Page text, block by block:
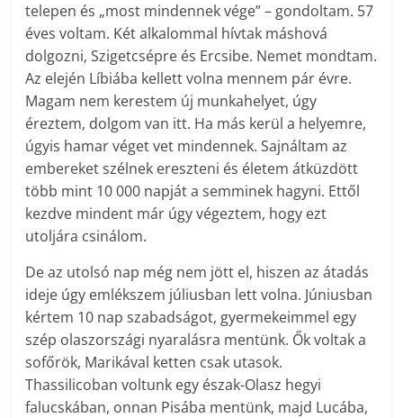
telepen és „most mindennek vége” – gondoltam. 57
éves voltam. Két alkalommal hívtak máshová
dolgozni, Szigetcsépre és Ercsibe. Nemet mondtam.
Az elején Líbiába kellett volna mennem pár évre.
Magam nem kerestem új munkahelyet, úgy
éreztem, dolgom van itt. Ha más kerül a helyemre,
úgyis hamar véget vet mindennek. Sajnáltam az
embereket szélnek ereszteni és életem átküzdött
több mint 10 000 napját a semminek hagyni. Ettől
kezdve mindent már úgy végeztem, hogy ezt
utoljára csinálom.
De az utolsó nap még nem jött el, hiszen az átadás
ideje úgy emlékszem júliusban lett volna. Júniusban
kértem 10 nap szabadságot, gyermekeimmel egy
szép olaszországi nyaralásra mentünk. Ők voltak a
sofőrök, Marikával ketten csak utasok.
Thassilicoban voltunk egy észak-Olasz hegyi
falucskában, onnan Pisába mentünk, majd Lucába,